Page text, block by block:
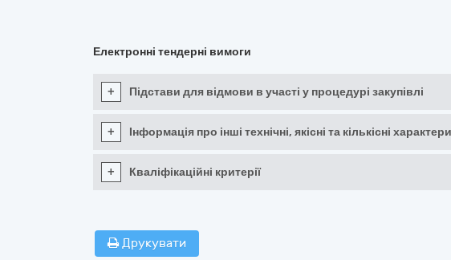
Електронні тендерні вимоги
+ Підстави для відмови в участі у процедурі закупівлі
+ Інформація про інші технічні, якісні та кількісні
+ Кваліфікаційні критерії
Друкувати